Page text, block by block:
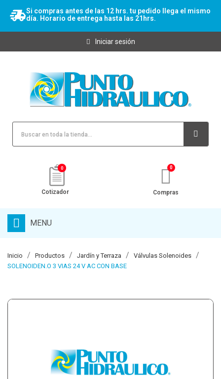
Si compras antes de las 12 hrs. tu pedido llega el mismo
día. Horario de entrega hasta las 21hrs.
Iniciar sesión
0
Cotizador Compras
MENU
Inicio Productos Jardín y Terraza
Válvulas Solenoides
SOLENOIDEN.O 3 VIAS 24 V AC CON BASE